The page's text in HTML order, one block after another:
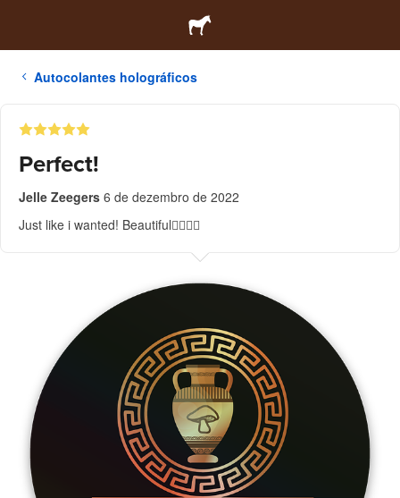
Autocolantes holográficos
Perfect!
Jelle Zeegers 6 de dezembro de 2022
Just like i wanted! Beautiful👍🏼👌🏼